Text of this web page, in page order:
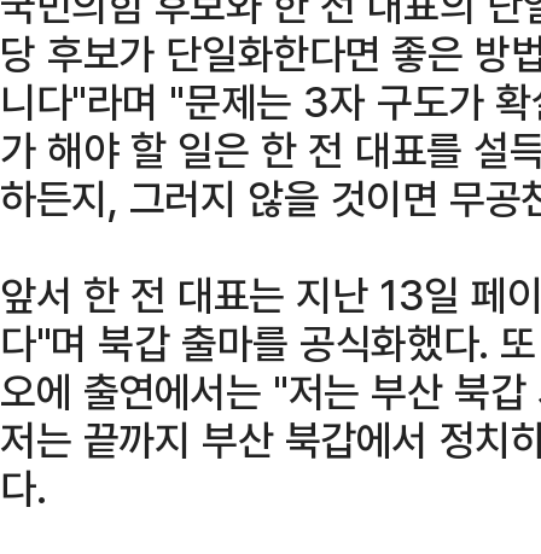
당 후보가 단일화한다면 좋은 방
니다"라며 "문제는 3자 구도가
가 해야 할 일은 한 전 대표를 설
하든지, 그러지 않을 것이면 무
앞서 한 전 대표는 지난 13일 페
다"며 북갑 출마를 공식화했다.
오에 출연에서는 "저는 부산 북
저는 끝까지 부산 북갑에서 정치
다.